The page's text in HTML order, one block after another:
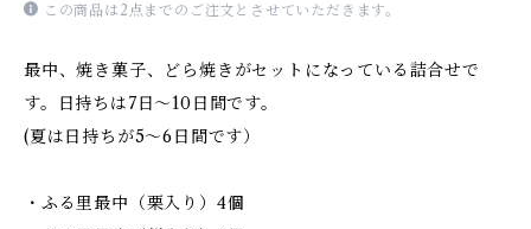
この商品は2点までのご注文とさせていただきます。
最中、焼き菓子、どら焼きがセットになっている詰合せで
す。日持ちは7日～10日間です。
(夏は日持ちが5～6日間です）
・ふる里最中（栗入り）4個